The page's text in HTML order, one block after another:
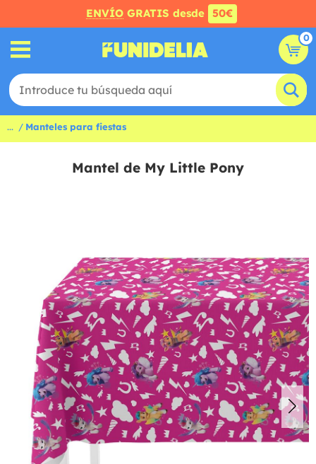
ENVÍO GRATIS desde 50€
0
... Manteles para fiestas
Mantel de My Little Pony